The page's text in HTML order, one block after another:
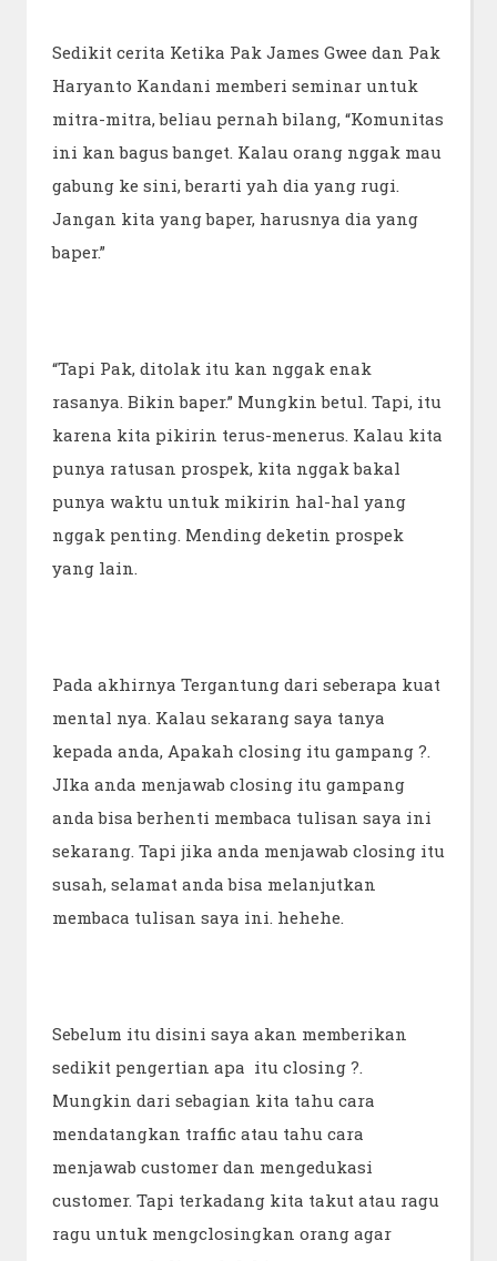
Sedikit cerita Ketika Pak James Gwee dan Pak
Haryanto Kandani memberi seminar untuk
mitra-mitra, beliau pernah bilang, “Komunitas
ini kan bagus banget. Kalau orang nggak mau
gabung ke sini, berarti yah dia yang rugi.
Jangan kita yang baper, harusnya dia yang
baper.”
“Tapi Pak, ditolak itu kan nggak enak
rasanya. Bikin baper.” Mungkin betul. Tapi, itu
karena kita pikirin terus-menerus. Kalau kita
punya ratusan prospek, kita nggak bakal
punya waktu untuk mikirin hal-hal yang
nggak penting. Mending deketin prospek
yang lain.
Pada akhirnya Tergantung dari seberapa kuat
mental nya. Kalau sekarang saya tanya
kepada anda, Apakah closing itu gampang ?.
JIka anda menjawab closing itu gampang
anda bisa berhenti membaca tulisan saya ini
sekarang. Tapi jika anda menjawab closing itu
susah, selamat anda bisa melanjutkan
membaca tulisan saya ini. hehehe.
Sebelum itu disini saya akan memberikan
sedikit pengertian apa itu closing ?.
Mungkin dari sebagian kita tahu cara
mendatangkan traffic atau tahu cara
menjawab customer dan mengedukasi
customer. Tapi terkadang kita takut atau ragu
ragu untuk mengclosingkan orang agar